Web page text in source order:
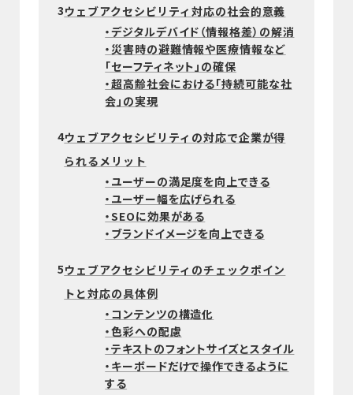
3ウェブアクセシビリティ対応の社会的意義
・デジタルデバイド（情報格差）の解消
・災害時の避難情報や医療情報など
「セーフティネット」の確保
・超高齢社会における「持続可能な社
会」の実現
4ウェブアクセシビリティの対応で企業が得
られるメリット
・ユーザーの満足度を向上できる
・ユーザー幅を広げられる
・SEOに効果がある
・ブランドイメージを向上できる
5ウェブアクセシビリティのチェックポイン
トと対応の具体例
・コンテンツの構造化
・色彩への配慮
・テキストのフォントサイズとスタイル
・キーボードだけで操作できるように
する